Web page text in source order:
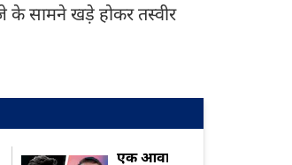
के सामने खड़े होकर तस्वीर
एक आवाज... और वैभव सूर्यवंशी